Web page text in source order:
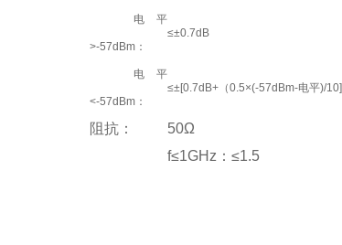
电平
>-57dBm：
≤±0.7dB
电平
<-57dBm：
≤±[0.7dB+（0.5×(-57dBm-电平)/10]
阻抗： 50Ω
f≤1GHz：≤1.5